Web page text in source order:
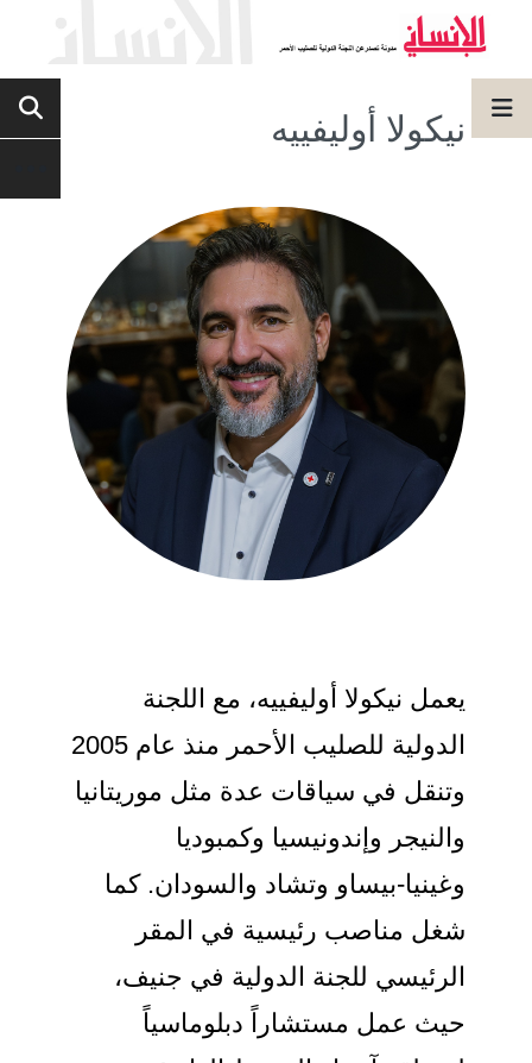
نيكولا أوليفييه
يعمل نيكولا أوليفييه، مع اللجنة
الدولية للصليب الأحمر منذ عام 2005
وتنقل في سياقات عدة مثل موريتانيا
والنيجر وإندونيسيا وكمبوديا
وغينيا‑بيساو وتشاد والسودان. كما
شغل مناصب رئيسية في المقر
الرئيسي للجنة الدولية في جنيف،
حيث عمل مستشاراً دبلوماسياً